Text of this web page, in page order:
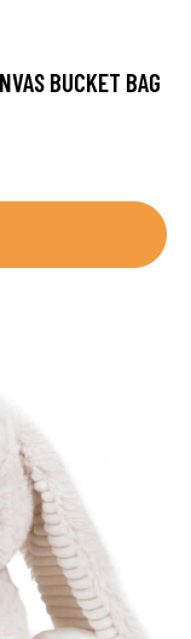
BUCKET BAG